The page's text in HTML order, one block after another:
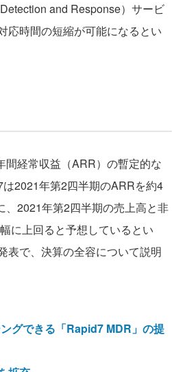
and Response）サービ
応時間の短縮が可能になるとい
経常収益（ARR）の暫定的な
2021年第2四半期のARRを約4
2021年第2四半期の売上高と非
に上回ると予想しているとい
表で、決算の全容について説明
グできる「Rapid7 MDR」の提